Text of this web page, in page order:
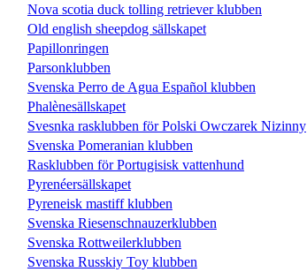
Nova scotia duck tolling retriever klubben
Old english sheepdog sällskapet
Papillonringen
Parsonklubben
Svenska Perro de Agua Español klubben
Phalènesällskapet
Svesnka rasklubben för Polski Owczarek Nizinny
Svenska Pomeranian klubben
Rasklubben för Portugisisk vattenhund
Pyrenéersällskapet
Pyreneisk mastiff klubben
Svenska Riesenschnauzerklubben
Svenska Rottweilerklubben
Svenska Russkiy Toy klubben